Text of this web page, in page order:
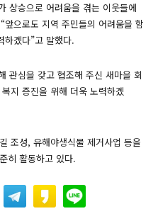
상승으로 어려움을 겪는 이웃들에
으로도 지역 주민들의 어려움을 함
하겠다”고 말했다.
관심을 갖고 협조해 주신 새마을 회
지 증진을 위해 더욱 노력하겠
조성, 유해야생식물 제거사업 등을
히 활동하고 있다.